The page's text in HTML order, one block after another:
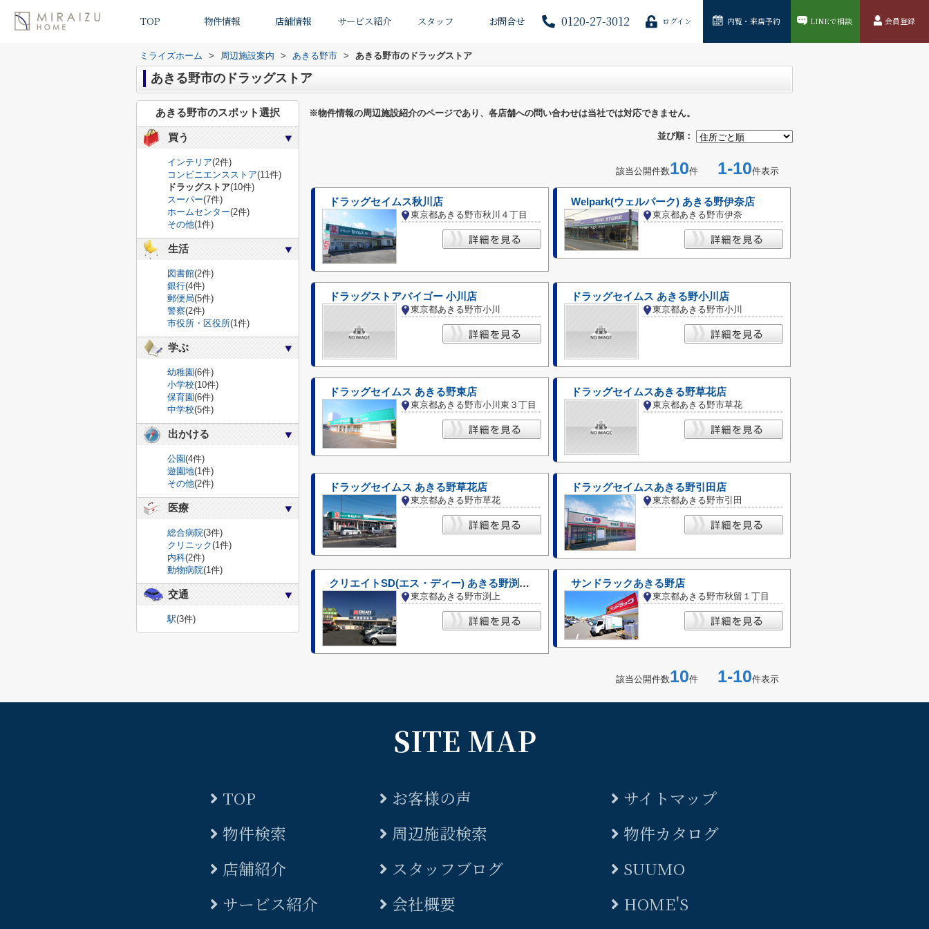
TOP 物件情報 店舗情報 サービス紹介 スタッフ お問合せ 0120-27-3012 ログイン 内覧・来店予約 LINEで相談 会員登録
ミライズホーム > 周辺施設案内 > あきる野市 > あきる野市のドラッグストア
あきる野市のドラッグストア
※物件情報の周辺施設紹介のページであり、各店舗への問い合わせは当社では対応できません。
並び順：
該当公開件数10件 1-10件表示
ドラッグセイムス秋川店
東京都あきる野市秋川４丁目
Welpark(ウェルパーク) あきる野伊奈店
東京都あきる野市伊奈
ドラッグストアバイゴー 小川店
東京都あきる野市小川
ドラッグセイムス あきる野小川店
東京都あきる野市小川
ドラッグセイムス あきる野東店
東京都あきる野市小川東３丁目
ドラッグセイムスあきる野草花店
東京都あきる野市草花
ドラッグセイムス あきる野草花店
東京都あきる野市草花
ドラッグセイムスあきる野引田店
東京都あきる野市引田
クリエイトSD(エス・ディー) あきる野渕上店
東京都あきる野市渕上
サンドラックあきる野店
東京都あきる野市秋留１丁目
該当公開件数10件 1-10件表示
あきる野市のスポット選択
買う
インテリア(2件)
コンビニエンスストア(11件)
ドラッグストア(10件)
スーパー(7件)
ホームセンター(2件)
その他(1件)
生活
図書館(2件)
銀行(4件)
郵便局(5件)
警察(2件)
市役所・区役所(1件)
学ぶ
幼稚園(6件)
小学校(10件)
保育園(6件)
中学校(5件)
出かける
公園(4件)
遊園地(1件)
その他(2件)
医療
総合病院(3件)
クリニック(1件)
内科(2件)
動物病院(1件)
交通
駅(3件)
SITE MAP
TOP
物件検索
店舗紹介
サービス紹介
お客様の声
周辺施設検索
スタッフブログ
会社概要
サイトマップ
物件カタログ
SUUMO
HOME'S